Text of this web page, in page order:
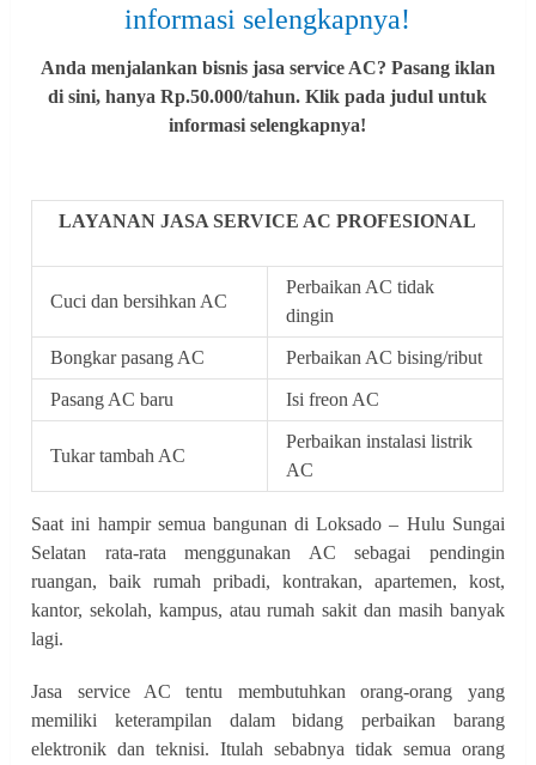
informasi selengkapnya!
Anda menjalankan bisnis jasa service AC? Pasang iklan
di sini, hanya Rp.50.000/tahun. Klik pada judul untuk
informasi selengkapnya!
LAYANAN JASA SERVICE AC PROFESIONAL
Cuci dan bersihkan AC
Perbaikan AC tidak
dingin
Bongkar pasang AC Perbaikan AC bising/ribut
Pasang AC baru Isi freon AC
Tukar tambah AC
Perbaikan instalasi listrik
AC
Saat ini hampir semua bangunan di Loksado – Hulu Sungai
Selatan rata-rata menggunakan AC sebagai pendingin
ruangan, baik rumah pribadi, kontrakan, apartemen, kost,
kantor, sekolah, kampus, atau rumah sakit dan masih banyak
lagi.
Jasa service AC tentu membutuhkan orang-orang yang
memiliki keterampilan dalam bidang perbaikan barang
elektronik dan teknisi. Itulah sebabnya tidak semua orang